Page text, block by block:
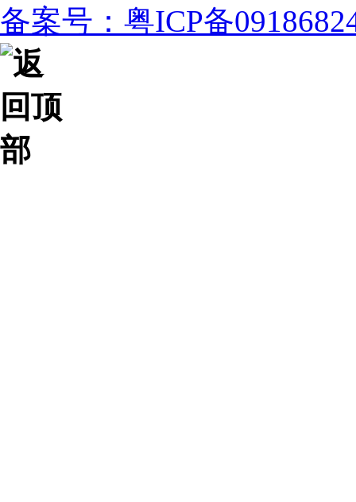
备案号：粤ICP备